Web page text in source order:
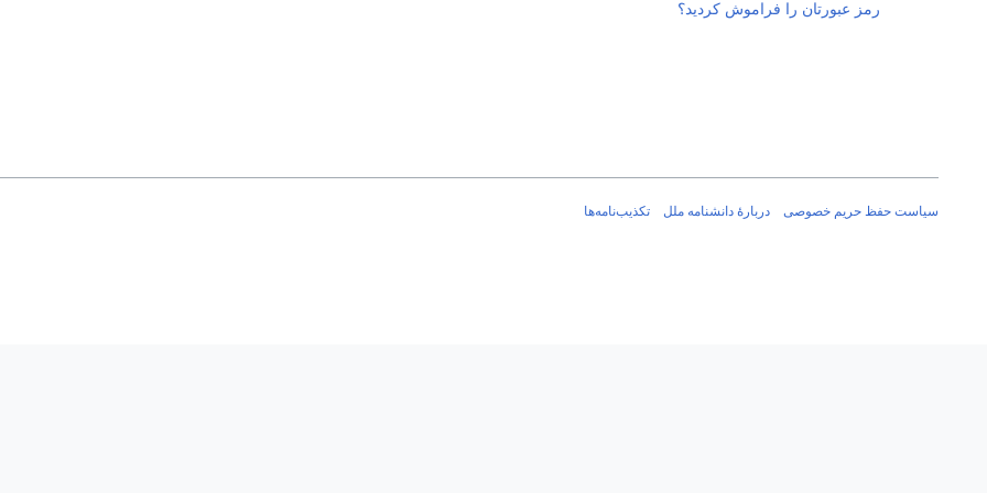
رمز عبورتان را فراموش کردید؟
سیاست حفظ حریم خصوصی دربارهٔ دانشنامه ملل تکذیب‌نامه‌ها